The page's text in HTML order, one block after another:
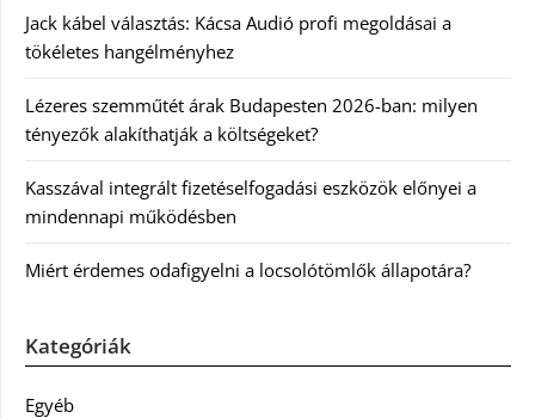
Jack kábel választás: Kácsa Audió profi megoldásai a
tökéletes hangélményhez
Lézeres szemműtét árak Budapesten 2026-ban: milyen
tényezők alakíthatják a költségeket?
Kasszával integrált fizetéselfogadási eszközök előnyei a
mindennapi működésben
Miért érdemes odafigyelni a locsolótömlők állapotára?
Kategóriák
Egyéb